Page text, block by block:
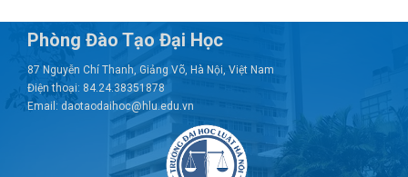
Phòng Đào Tạo Đại Học
87 Nguyễn Chí Thanh, Giảng Võ, Hà Nội, Việt Nam
Điện thoại: 84.24.38351878
Email: daotaodaihoc@hlu.edu.vn